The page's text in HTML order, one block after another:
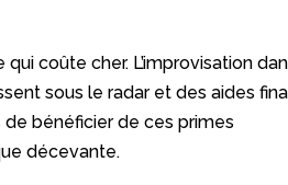
coûte cher. L’improvisation
sous le radar et des aides
bénéficier de ces primes
décevante.